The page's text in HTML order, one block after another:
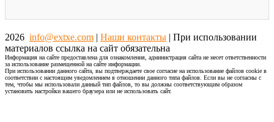
2026 info@extxe.com | Наши контакты | При использовании
материалов ссылка на сайт обязательна
Информация на сайте предоставлена для ознакомления, администрация сайта не несет ответственности
за использование размещенной на сайте информации.
При использовании данного сайта, вы подтверждаете свое согласие на использование файлов cookie в
соответствии с настоящим уведомлением в отношении данного типа файлов. Если вы не согласны с
тем, чтобы мы использовали данный тип файлов, то вы должны соответствующим образом
установить настройки вашего браузера или не использовать сайт.